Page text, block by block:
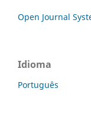
Open Journal
Idioma
Português